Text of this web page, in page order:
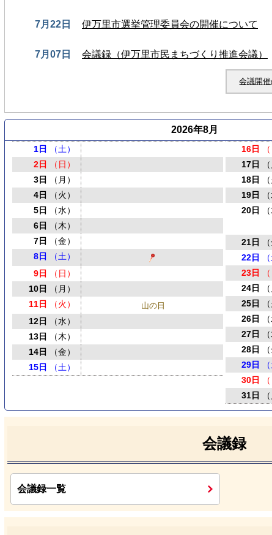
会議開
7月22日 伊万里市選挙管理委員会の開催について
7月07日 会議録（伊万里市民まちづくり推進会議）
2026年8月
1日
（土）
2日
（日）
3日
（月）
4日
（火）
5日
（水）
6日
（木）
7日
（金）
8日
（土）
9日
（日）
10日
（月）
11日
（火） 山の日
12日
（水）
13日
（木）
14日
（金）
15日
（土）
16日
17日
18日
19日
20日
21日
22日
23日
24日
25日
26日
27日
28日
29日
30日
31日
会議録
会議録一覧